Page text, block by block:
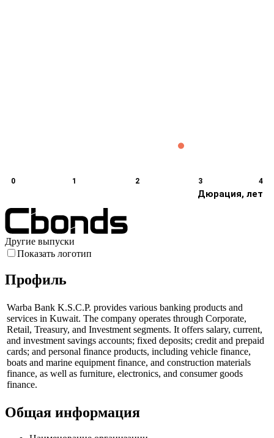
Дюрация, лет
0 1 2 3 4
Другие выпуски
Показать логотип
Профиль
Warba Bank K.S.C.P. provides various banking products and
services in Kuwait. The company operates through Corporate,
Retail, Treasury, and Investment segments. It offers salary, current,
and investment savings accounts; fixed deposits; credit and prepaid
cards; and personal finance products, including vehicle finance,
boats and marine equipment finance, and construction materials
finance, as well as furniture, electronics, and consumer goods
finance.
Общая информация